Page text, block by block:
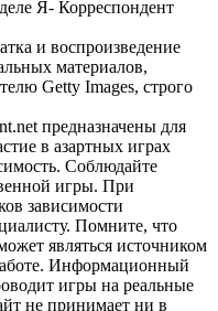
Я- Корреспондент
и воспроизведение
материалов,
Getty Images, строго
предназначены для
в азартных играх
Соблюдайте
игры. При
зависимости
Помните, что
являться источником
Информационный
игры на реальные
не принимает ни в